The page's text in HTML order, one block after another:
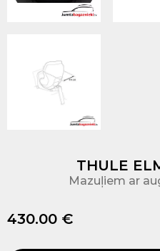
THULE
Mazuļiem ar
430.00 €